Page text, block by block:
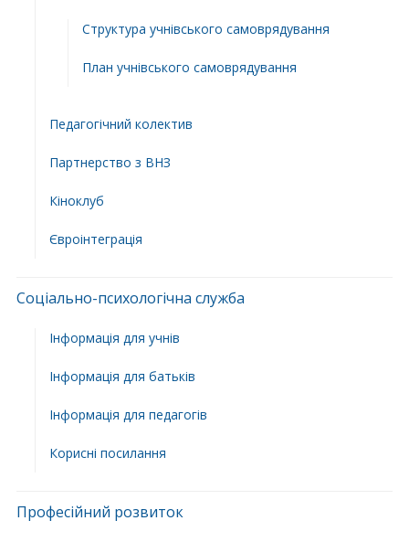
Структура учнiвського самоврядування
План учнiвського самоврядування
Педагогічний колектив
Партнерство з ВНЗ
Кіноклуб
Євроінтеграція
Соціально-психологічна служба
Інформація для учнів
Інформація для батьків
Інформація для педагогів
Корисні посилання
Професійний розвиток